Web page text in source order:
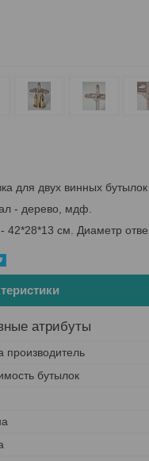
для двух винных
- дерево, мдф.
42*28*13 см. Диаметр
атрибуты
производитель
бутылок